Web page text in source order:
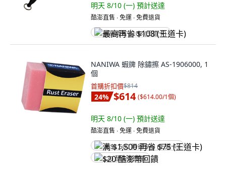
明天 8/10 (一) 預計送達
酷澎直售 ∙ 免運 ∙ 免費退貨
最高再省 $108 (王道卡)
NANIWA 蝦牌 除鏽擦 AS-1906000, 1
個
首購折扣價$814
24% $614 ($614.00/1個)
明天 8/10 (一) 預計送達
酷澎直售 ∙ 免運 ∙ 免費退貨
满 $1,500 再省 $75 (王道卡)
$20 酷澎幣回饋